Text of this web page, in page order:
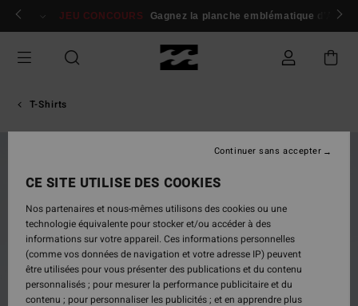
Passer
Se connecter / s'inscrire
JEU CONCOURS Gagnez la planche emblématique d'Andy
T-Shirts
CE SITE UTILISE DES COOKIES
Nos partenaires et nous-mêmes utilisons des cookies ou une
technologie équivalente pour stocker et/ou accéder à des
informations sur votre appareil. Ces informations personnelles
(comme vos données de navigation et votre adresse IP) peuvent
être utilisées pour vous présenter des publications et du contenu
personnalisés ; pour mesurer la performance publicitaire et du
contenu ; pour personnaliser les publicités ; et en apprendre plus
Continuer sans accepter